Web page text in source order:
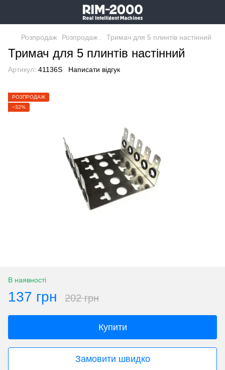
Розпродаж Розпродаж . Тримач для 5 плинтiв настінний
Тримач для 5 плинтiв настінний
Артикул: 41136S Написати відгук
РОЗПРОДАЖ
−32%
В наявності
137 грн 202 грн
Купити
Замовити швидко